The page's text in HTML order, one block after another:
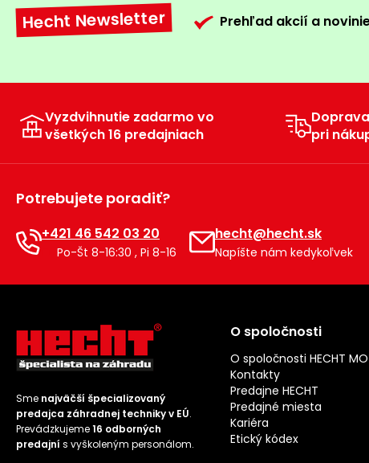
Hecht Newsletter Prehľad akcií a
Vyzdvihnutie zadarmo vo
všetkých 16 predajniach
pri
Potrebujete poradiť?
+421 46 542 03 20
Po-Št 8-16:30 , Pi 8-16
hecht@hecht.sk
Napíšte nám kedykoľvek
Sme najväčší špecializovaný
predajca záhradnej techniky v EÚ.
Prevádzkujeme16 odborných
predajní s vyškoleným personálom.
O spoločnosti
O spoločnosti HECHT
Kontakty
Predajne HECHT
Predajné miesta
Kariéra
Etický kódex